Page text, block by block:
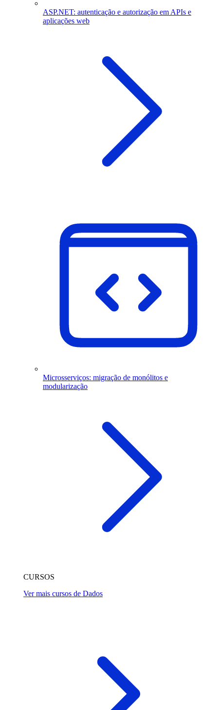
ASP.NET: autenticação e autorização em APIs e
aplicações web
Microsserviços: migração de monólitos e
modularização
CURSOS
Ver mais cursos de Dados